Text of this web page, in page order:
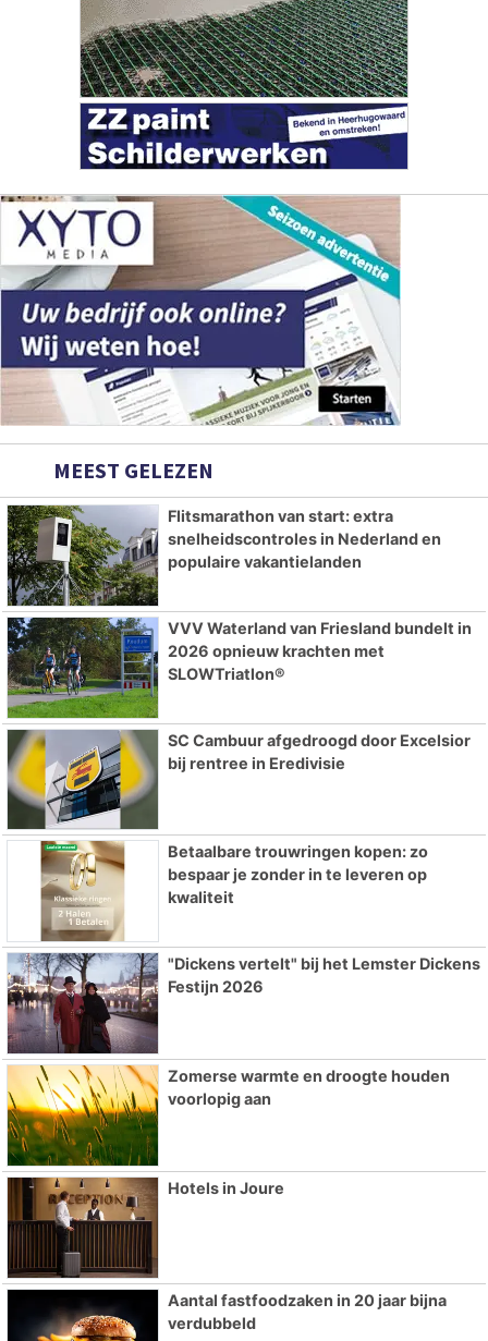
MEEST GELEZEN
Flitsmarathon van start: extra
snelheidscontroles in Nederland en
populaire vakantielanden
VVV Waterland van Friesland bundelt in
2026 opnieuw krachten met
SLOWTriatlon®
SC Cambuur afgedroogd door Excelsior
bij rentree in Eredivisie
Betaalbare trouwringen kopen: zo
bespaar je zonder in te leveren op
kwaliteit
"Dickens vertelt" bij het Lemster Dickens
Festijn 2026
Zomerse warmte en droogte houden
voorlopig aan
Hotels in Joure
Aantal fastfoodzaken in 20 jaar bijna
verdubbeld